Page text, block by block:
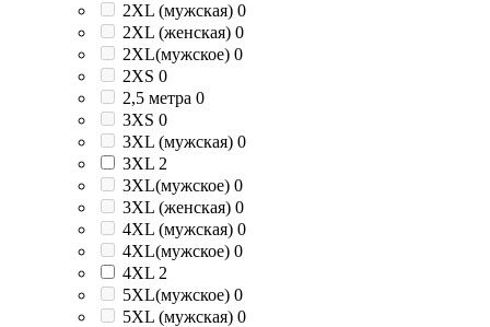
2XL (мужская) 0
2XL (женская) 0
2XL(мужское) 0
2XS 0
2,5 метра 0
3XS 0
3XL (мужская) 0
3XL 2
3XL(мужское) 0
3XL (женская) 0
4XL (мужская) 0
4XL(мужское) 0
4XL 2
5XL(мужское) 0
5XL (мужская) 0